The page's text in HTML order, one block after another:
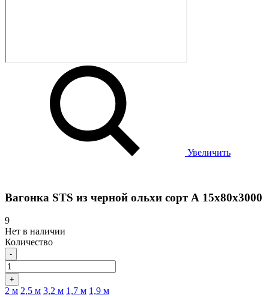
Увеличить
Вагонка STS из черной ольхи сорт А 15х80х3000
9
Нет в наличии
Количество
-
+
2 м 2,5 м 3,2 м 1,7 м 1,9 м